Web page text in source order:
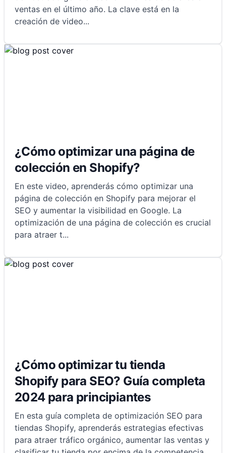
ventas en el último año. La clave está en la
creación de video...
¿Cómo optimizar una página de
colección en Shopify?
En este video, aprenderás cómo optimizar una
página de colección en Shopify para mejorar el
SEO y aumentar la visibilidad en Google. La
optimización de una página de colección es crucial
para atraer t...
¿Cómo optimizar tu tienda
Shopify para SEO? Guía completa
2024 para principiantes
En esta guía completa de optimización SEO para
tiendas Shopify, aprenderás estrategias efectivas
para atraer tráfico orgánico, aumentar las ventas y